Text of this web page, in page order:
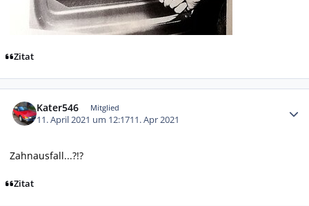
Zitat
Kater546 Mitglied
11. April 2021 um 12:1711. Apr 2021
Zahnausfall...?!?
Zitat